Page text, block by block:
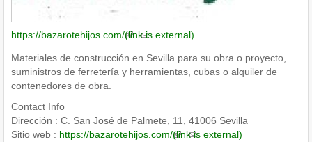
https://bazarotehijos.com/(link is external)
Materiales de construcción en Sevilla para su obra o proyecto,
suministros de ferretería y herramientas, cubas o alquiler de
contenedores de obra.
Contact Info
Dirección : C. San José de Palmete, 11, 41006 Sevilla
Sitio web : https://bazarotehijos.com/(link is external)